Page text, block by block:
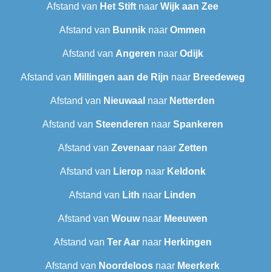
Afstand van Het Stift naar Wijk aan Zee
Afstand van Bunnik naar Ommen
Afstand van Angeren naar Odijk
Afstand van Millingen aan de Rijn naar Breedeweg
Afstand van Nieuwaal naar Netterden
Afstand van Steenderen naar Spankeren
Afstand van Zevenaarnaar Zetten
Afstand van Lierop naar Keldonk
Afstand van Lith naar Linden
Afstand van Wouwnaar Meeuwen
Afstand van Ter Aarnaar Herkingen
Afstand van Noordeloos naar Meerkerk